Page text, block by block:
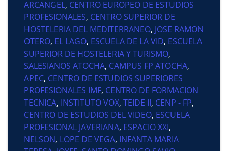
ARCANGEL, CENTRO EUROPEO DE ESTUDIOS
PROFESIONALES, CENTRO SUPERIOR DE
HOSTELERIA DEL MEDITERRANEO, JOSE RAMON
OTERO, EL LAGO, ESCUELA DE LA VID, ESCUELA
SUPERIOR DE HOSTELERIA Y TURISMO,
SALESIANOS ATOCHA, CAMPUS FP ATOCHA,
APEC, CENTRO DE ESTUDIOS SUPERIORES
PROFESIONALES IMF, CENTRO DE FORMACION
TECNICA, INSTITUTO VOX, TEIDE II, CENP - FP,
CENTRO DE ESTUDIOS DEL VIDEO, ESCUELA
PROFESIONAL JAVERIANA, ESPACIO XXI,
NELSON, LOPE DE VEGA, INFANTA MARIA